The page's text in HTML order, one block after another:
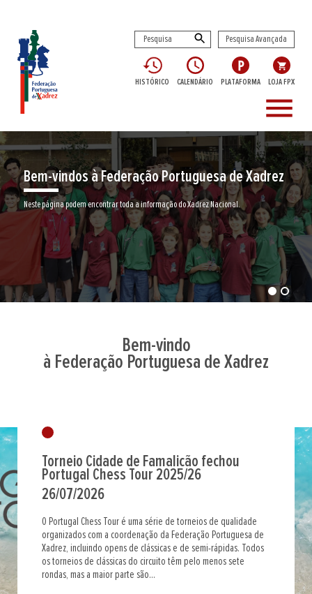
Pesquisa Avançada
HISTÓRICO CALENDÁRIO PLATAFORMA LOJA FPX
menu
Encontre aqui o seu clube de Xadrez
Junte-se a nós neste jogo milenar
Bem-vindo
à Federação Portuguesa de Xadrez
Torneio Cidade de Famalicão fechou
Portugal Chess Tour 2025/26
26/07/2026
O Portugal Chess Tour é uma série de torneios de qualidade
organizados com a coordenação da Federação Portuguesa de
Xadrez, incluindo opens de clássicas e de semi-rápidas. Todos
os torneios de clássicas do circuito têm pelo menos sete
rondas, mas a maior parte são...